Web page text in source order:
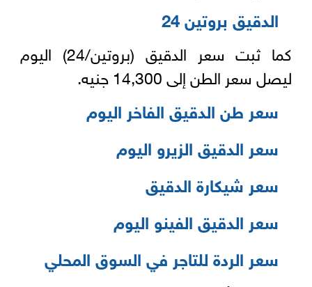
الدقيق بروتين 24
كما ثبت سعر الدقيق (بروتين/24) اليوم
ليصل سعر الطن إلى 14,300 جنيه.
سعر طن الدقيق الفاخر اليوم
سعر الدقيق الزيرو اليوم
سعر شيكارة الدقيق
سعر الدقيق الفينو اليوم
سعر الردة للتاجر في السوق المحلي